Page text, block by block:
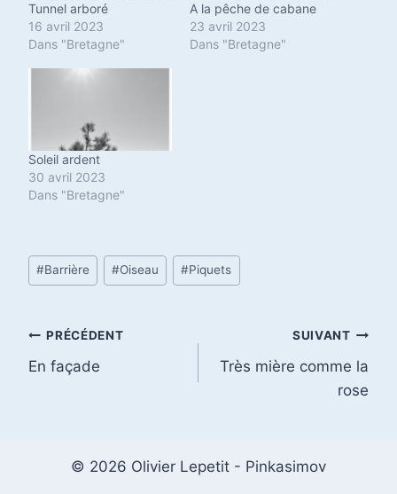
Tunnel arboré
16 avril 2023
Dans "Bretagne"
A la pêche de cabane
23 avril 2023
Dans "Bretagne"
Soleil ardent
30 avril 2023
Dans "Bretagne"
Étiquettes
de
publication :
#Barrière #Oiseau #Piquets
Navigation
de
PRÉCÉDENT
En façade
SUIVANT
Très mière comme la
rose
© 2026 Olivier Lepetit - Pinkasimov